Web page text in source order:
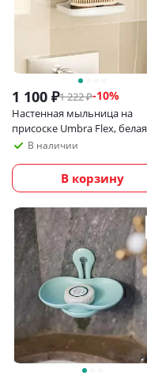
1 100 ₽1 222₽-10%
Настенная мыльница на
присоске Umbra Flex, белая
В наличии
В корзину